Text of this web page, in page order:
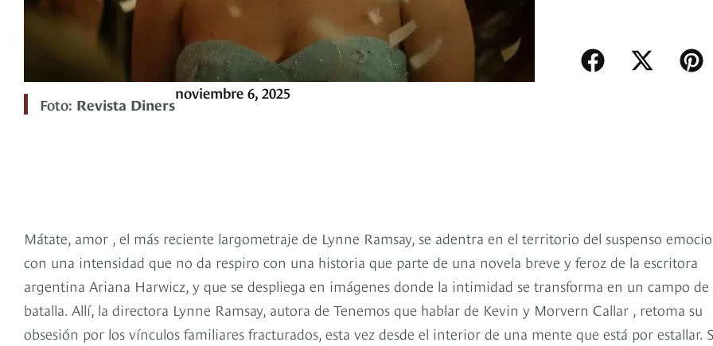
Foto: Revista Diners
noviembre 6, 2025
Mátate, amor , el más reciente largometraje de Lynne Ramsay, se adentra en el territorio del suspenso
con una intensidad que no da respiro con una historia que parte de una novela breve y feroz de la escritora
argentina Ariana Harwicz, y que se despliega en imágenes donde la intimidad se transforma en un campo de
batalla. Allí, la directora Lynne Ramsay, autora de Tenemos que hablar de Kevin y Morvern Callar , retoma su
obsesión por los vínculos familiares fracturados, esta vez desde el interior de una mente que está por estallar.